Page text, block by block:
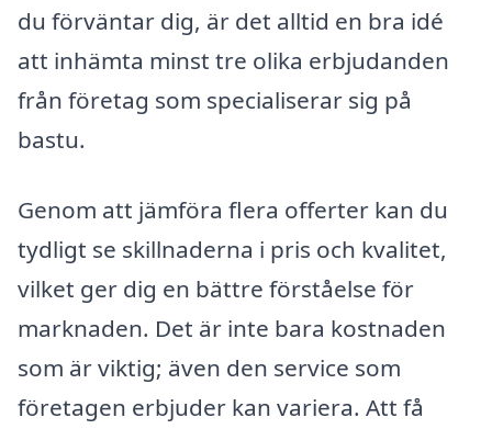
du förväntar dig, är det alltid en bra idé
att inhämta minst tre olika erbjudanden
från företag som specialiserar sig på
bastu.
Genom att jämföra flera offerter kan du
tydligt se skillnaderna i pris och kvalitet,
vilket ger dig en bättre förståelse för
marknaden. Det är inte bara kostnaden
som är viktig; även den service som
företagen erbjuder kan variera. Att få